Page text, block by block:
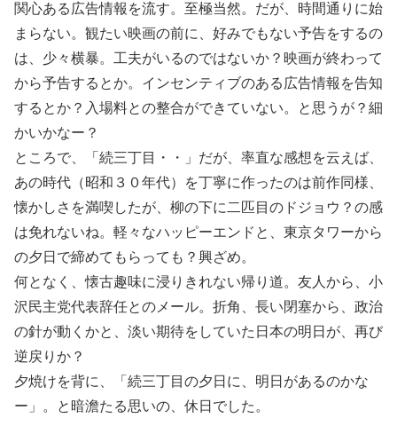
関心ある広告情報を流す。至極当然。だが、時間通りに始
まらない。観たい映画の前に、好みでもない予告をするの
は、少々横暴。工夫がいるのではないか？映画が終わって
から予告するとか。インセンティブのある広告情報を告知
するとか？入場料との整合ができていない。と思うが？細
かいかなー？
ところで、「続三丁目・・」だが、率直な感想を云えば、
あの時代（昭和３０年代）を丁寧に作ったのは前作同様、
懐かしさを満喫したが、柳の下に二匹目のドジョウ？の感
は免れないね。軽々なハッピーエンドと、東京タワーから
の夕日で締めてもらっても？興ざめ。
何となく、懐古趣味に浸りきれない帰り道。友人から、小
沢民主党代表辞任とのメール。折角、長い閉塞から、政治
の針が動くかと、淡い期待をしていた日本の明日が、再び
逆戻りか？
夕焼けを背に、「続三丁目の夕日に、明日があるのかな
ー」。と暗澹たる思いの、休日でした。